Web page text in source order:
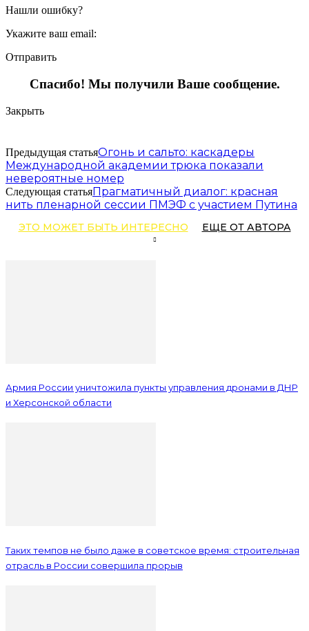
Нашли ошибку?
Укажите ваш email:
Отправить
Спасибо! Мы получили Ваше сообщение.
Закрыть
Предыдущая статьяОгонь и сальто: каскадеры
Международной академии трюка показали
невероятные номер
Следующая статьяПрагматичный диалог: красная
нить пленарной сессии ПМЭФ с участием Путина
ЭТО МОЖЕТ БЫТЬ ИНТЕРЕСНО ЕЩЕ ОТ АВТОРА
Армия России уничтожила пункты управления дронами в ДНР
и Херсонской области
Таких темпов не было даже в советское время: строительная
отрасль в России совершила прорыв